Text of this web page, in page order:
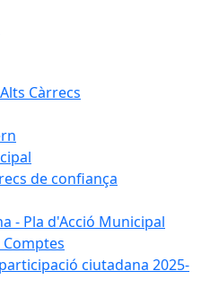
Càrrecs
de confiança
- Pla d'Acció Municipal
ciutadana 2025-